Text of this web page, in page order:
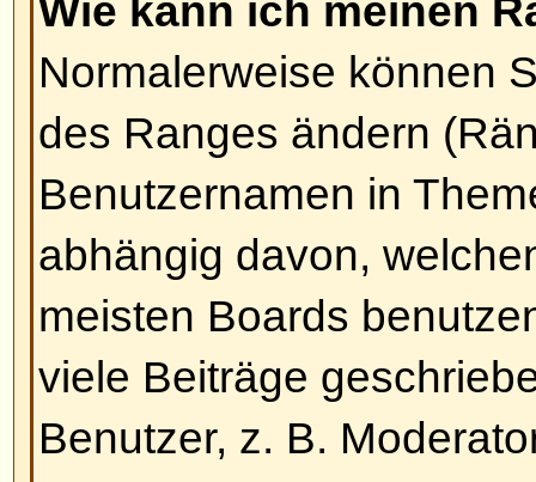
Eine Umfrage zu erstellen ist
ein neues Thema erstellen
eines Themas editieren, sofern
Berechtigung haben), sollten
hinzufügen -Option unterhalb
Sie sie nicht sehen können,
nicht die erforderlichen Rechte).
für Ihre Umfrage angeben und
Antwortmöglichkeiten (um eine
klicken Sie bitte auf dieAntwort